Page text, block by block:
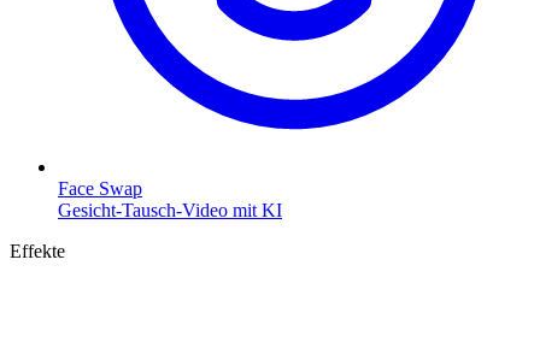
Face Swap
Gesicht-Tausch-Video mit KI
Effekte